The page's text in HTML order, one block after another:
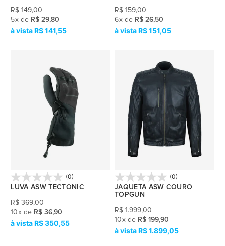
R$ 149,00
5x de R$ 29,80
R$ 141,55
R$ 159,00
6x de R$ 26,50
R$ 151,05
(0)
LUVA ASW TECTONIC
R$ 369,00
10x de R$ 36,90
R$ 350,55
(0)
JAQUETA ASW COURO
TOPGUN
R$ 1.999,00
10x de R$ 199,90
R$ 1.899,05